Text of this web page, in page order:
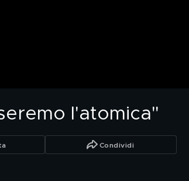
l'atomica"
Condividi